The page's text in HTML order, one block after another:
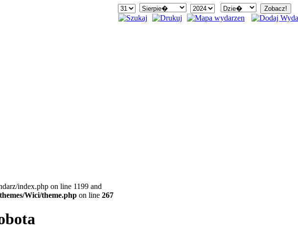
index.php on line 1199 and
Wici/theme.php on line 267